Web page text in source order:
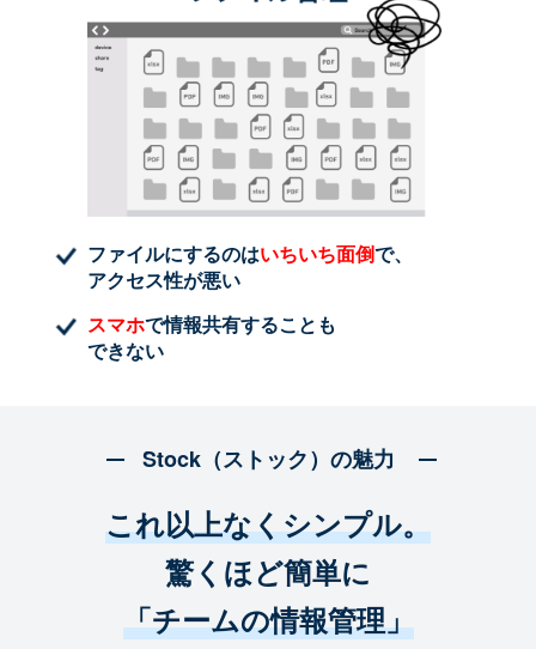
ファイルにするのはいちいち面倒で、
アクセス性が悪い
スマホで情報共有することも
できない
Stock（ストック）の魅力
これ以上なくシンプル。
驚くほど簡単に
「チームの情報管理」